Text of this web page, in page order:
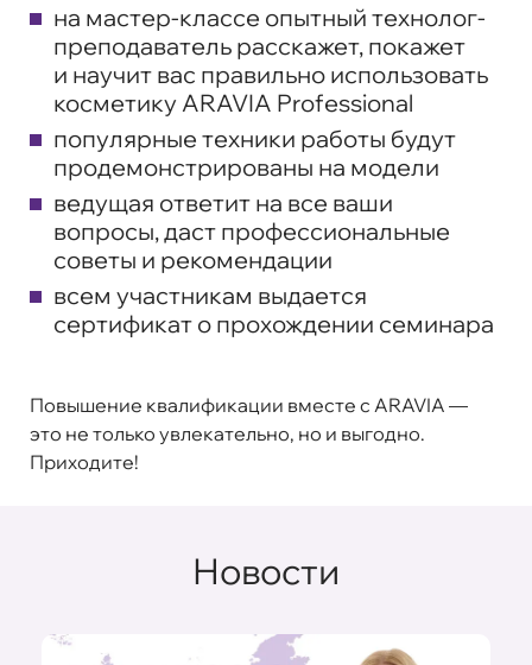
на мастер-классе опытный технолог-
преподаватель расскажет, покажет
и научит вас правильно использовать
косметику ARAVIA Professional
популярные техники работы будут
продемонстрированы на модели
ведущая ответит на все ваши
вопросы, даст профессиональные
советы и рекомендации
всем участникам выдается
сертификат о прохождении семинара
Повышение квалификации вместе с ARAVIA —
это не только увлекательно, но и выгодно.
Приходите!
Новости